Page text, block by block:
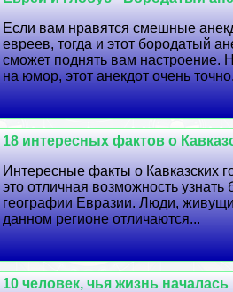
Если вам нравятся смешные
евреев, тогда и этот бородатый
сможет поднять вам настроение.
на юмор, этот анекдот очень
18 интересных фактов о
Интересные факты о Кавказских
это отличная возможность узнать
географии Евразии. Люди,
данном регионе отличаются...
10 человек, чья жизнь началась